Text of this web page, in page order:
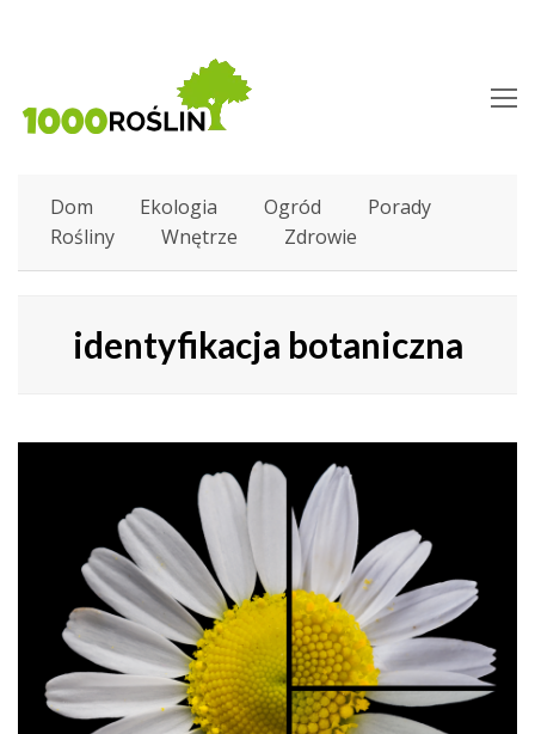
Dom Ekologia Ogród
Porady
Rośliny
Wnętrze Zdrowie
identyfikacja botaniczna